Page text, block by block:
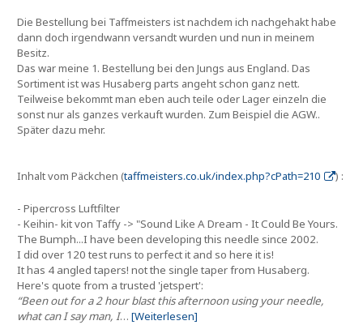
Die Bestellung bei Taffmeisters ist nachdem ich nachgehakt habe
dann doch irgendwann versandt wurden und nun in meinem
Besitz.
Das war meine 1. Bestellung bei den Jungs aus England. Das
Sortiment ist was Husaberg parts angeht schon ganz nett.
Teilweise bekommt man eben auch teile oder Lager einzeln die
sonst nur als ganzes verkauft wurden. Zum Beispiel die AGW..
Später dazu mehr.
Inhalt vom Päckchen (taffmeisters.co.uk/index.php?cPath=210 ) :
- Pipercross Luftfilter
- Keihin- kit von Taffy -> "Sound Like A Dream - It Could Be Yours.
The Bumph...I have been developing this needle since 2002.
I did over 120 test runs to perfect it and so here it is!
It has 4 angled tapers! not the single taper from Husaberg.
Here's quote from a trusted 'jetspert':
“Been out for a 2 hour blast this afternoon using your needle,
what can I say man, I… [Weiterlesen]